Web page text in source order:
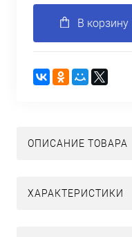
В корзину
ОПИСАНИЕ ТОВАРА
ХАРАКТЕРИСТИКИ